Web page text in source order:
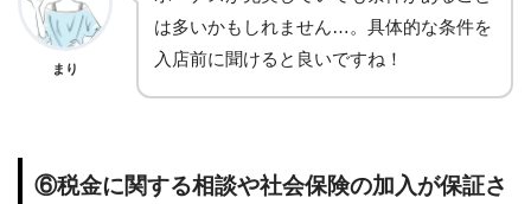
まり
は多いかもしれません…。具体的な条件を
入店前に聞けると良いですね！
⑥税金に関する相談や社会保険の加入が保証さ